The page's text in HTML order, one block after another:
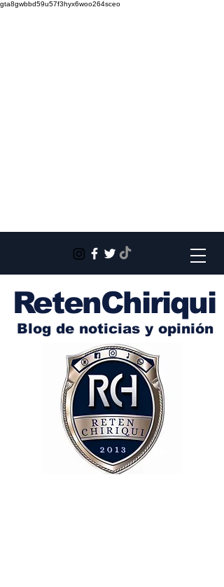
gta8gwbbd59u57f3hyx6woo264sceo
RetenChiriqui
Blog de noticias y opinión